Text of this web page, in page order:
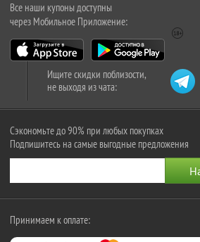
Все наши купоны доступны
через Мобильное Приложение:
Ищите скидки поблизости,
не выходя из чата:
Сэкономьте до 90% при любых покупках
Подпишитесь на самые выгодные предложения
Принимаем к оплате: